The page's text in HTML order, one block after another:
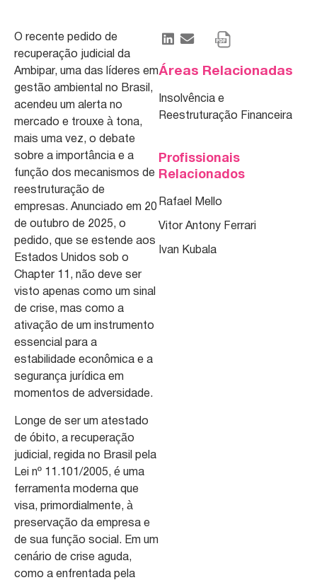
O recente pedido de
recuperação judicial da
Ambipar, uma das líderes em
gestão ambiental no Brasil,
acendeu um alerta no
mercado e trouxe à tona,
mais uma vez, o debate
sobre a importância e a
função dos mecanismos de
reestruturação de
empresas. Anunciado em 20
de outubro de 2025, o
pedido, que se estende aos
Estados Unidos sob o
Chapter 11, não deve ser
visto apenas como um sinal
de crise, mas como a
ativação de um instrumento
essencial para a
estabilidade econômica e a
segurança jurídica em
momentos de adversidade.
Longe de ser um atestado
de óbito, a recuperação
judicial, regida no Brasil pela
Lei nº 11.101/2005, é uma
ferramenta moderna que
visa, primordialmente, à
preservação da empresa e
de sua função social. Em um
cenário de crise aguda,
como a enfrentada pela
Áreas Relacionadas
Insolvência e
Reestruturação Financeira
Profissionais
Relacionados
Rafael Mello
Vitor Antony Ferrari
Ivan Kubala